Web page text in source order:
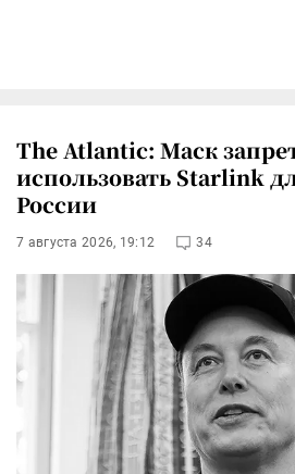
The Atlantic: Маск
использовать Starlink
России
7 августа 2026, 19:12 34